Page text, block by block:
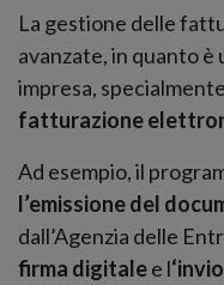
La gestione delle
avanzate, in quanto
impresa,
fatturazione
Ad esempio, il
l’emissione del
dall’Agenzia delle
firma digitalee l